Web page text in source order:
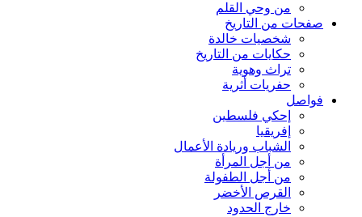
من وحي القلم
صفحات من التاريخ
شخصيات خالدة
حكايات من التاريخ
تراث وهوية
حفريات أثرية
فواصل
إحكي فلسطين
إفريقيا
الشباب وريادة الأعمال
من أجل المرأة
من أجل الطفولة
القرص الأخضر
خارج الحدود